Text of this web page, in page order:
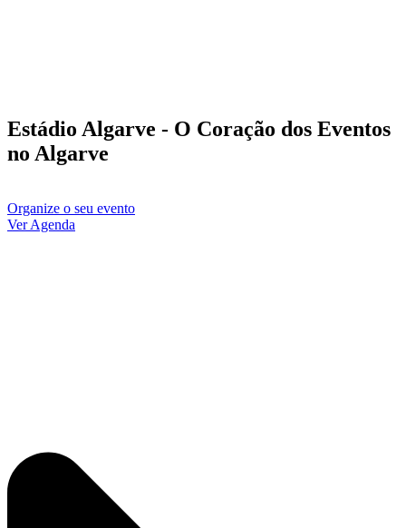
Estádio Algarve - O Coração dos Eventos
no Algarve
Organize o seu evento
Ver Agenda